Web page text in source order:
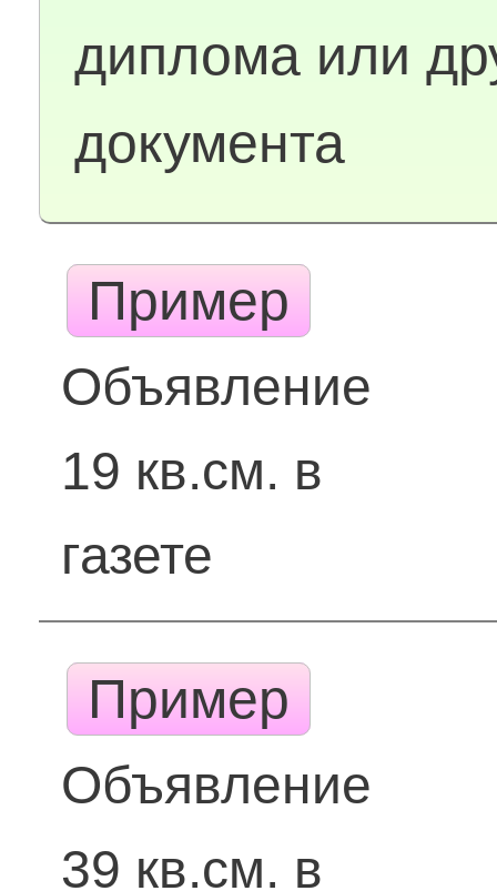
диплома или
документа
Пример
Объявление
19 кв.см. в
газете
Пример
Объявление
39 кв.см. в